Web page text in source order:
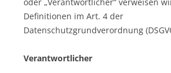
Definitionen im Art. 4 der
Datenschutzgrundverordnung
Verantwortlicher